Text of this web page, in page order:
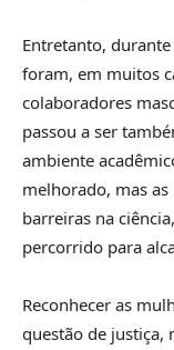
Entretanto,
foram, em muitos
colaboradores
passou a ser
ambiente
melhorado, mas
barreiras na
percorrido para
Reconhecer as
questão de justiça,